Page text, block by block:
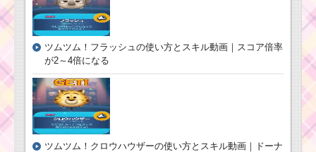
ツムツム！フラッシュの使い方とスキル動画｜スコア倍率
が2～4倍になる
ツムツム！クロウハウザーの使い方とスキル動画｜ドーナ